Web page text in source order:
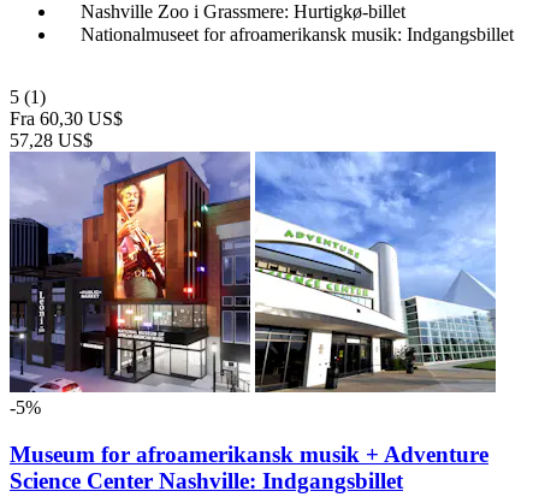
Nashville Zoo i Grassmere: Hurtigkø-billet
Nationalmuseet for afroamerikansk musik: Indgangsbillet
5 (1)
Fra 60,30 US$
57,28 US$
-5%
Museum for afroamerikansk musik + Adventure
Science Center Nashville: Indgangsbillet